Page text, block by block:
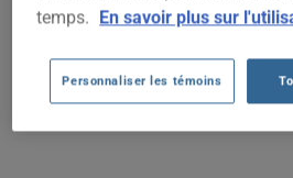
DAKOTA, il est plus important que
OBTENEZ UNE ASSURANCE À BAS PRIX
temps. En savoir plus sur
Personnaliser les témoins